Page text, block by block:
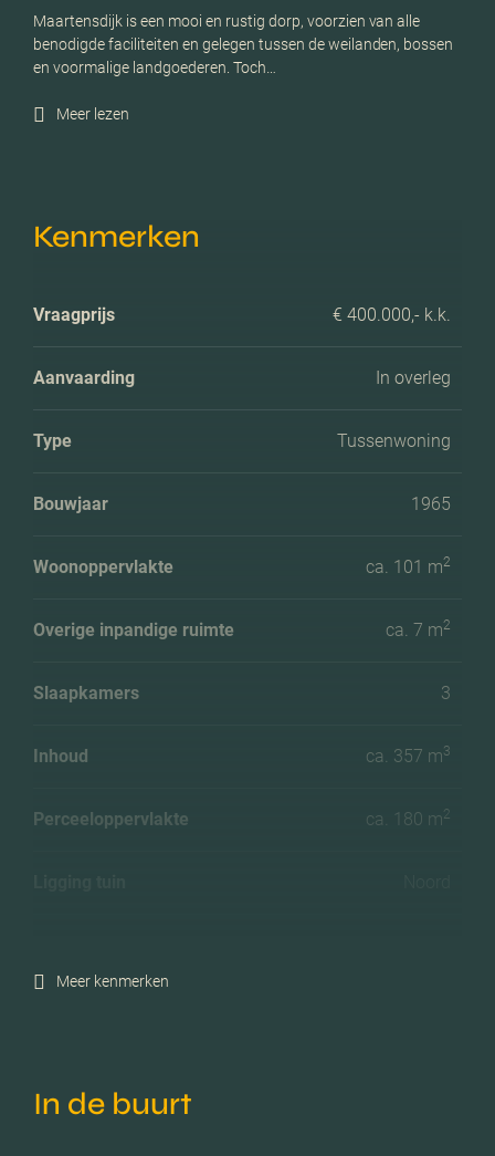
Maartensdijk is een mooi en rustig dorp, voorzien van alle
benodigde faciliteiten en gelegen tussen de weilanden, bossen
en voormalige landgoederen. Toch…
Meer lezen
Kenmerken
Vraagprijs € 400.000,- k.k.
Aanvaarding In overleg
Type Tussenwoning
Bouwjaar 1965
Woonoppervlakte ca. 101 m2
Overige inpandige ruimte ca. 7 m2
Slaapkamers 3
Inhoud ca. 357 m3
Perceeloppervlakte ca. 180 m2
Meer kenmerken
In de buurt